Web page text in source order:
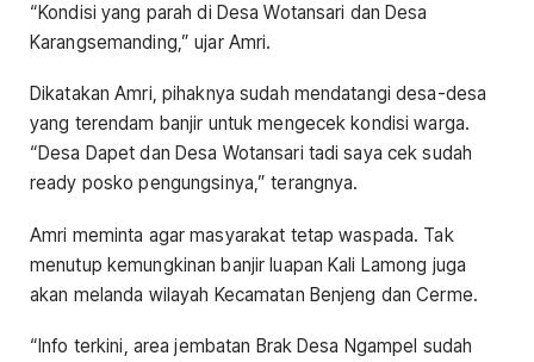
“Kondisi yang parah di Desa Wotansari dan Desa
Karangsemanding,” ujar Amri.
Dikatakan Amri, pihaknya sudah mendatangi desa-desa
yang terendam banjir untuk mengecek kondisi warga.
“Desa Dapet dan Desa Wotansari tadi saya cek sudah
ready posko pengungsinya,” terangnya.
Amri meminta agar masyarakat tetap waspada. Tak
menutup kemungkinan banjir luapan Kali Lamong juga
akan melanda wilayah Kecamatan Benjeng dan Cerme.
“Info terkini, area jembatan Brak Desa Ngampel sudah